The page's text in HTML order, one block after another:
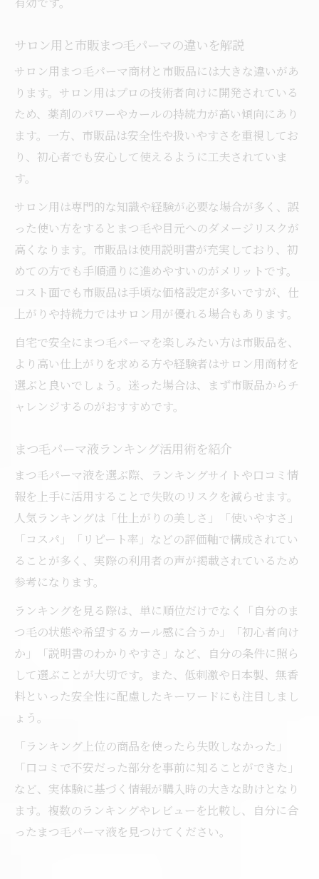
サロン用と市販まつ毛パーマの違いを解説
サロン用まつ毛パーマ商材と市販品には大きな違いがあ
ります。サロン用はプロの技術者向けに開発されている
ため、薬剤のパワーやカールの持続力が高い傾向にあり
ます。一方、市販品は安全性や扱いやすさを重視してお
り、初心者でも安心して使えるように工夫されていま
す。
サロン用は専門的な知識や経験が必要な場合が多く、誤
った使い方をするとまつ毛や目元へのダメージリスクが
高くなります。市販品は使用説明書が充実しており、初
めての方でも手順通りに進めやすいのがメリットです。
コスト面でも市販品は手頃な価格設定が多いですが、仕
上がりや持続力ではサロン用が優れる場合もあります。
自宅で安全にまつ毛パーマを楽しみたい方は市販品を、
より高い仕上がりを求める方や経験者はサロン用商材を
選ぶと良いでしょう。迷った場合は、まず市販品からチ
ャレンジするのがおすすめです。
まつ毛パーマ液ランキング活用術を紹介
まつ毛パーマ液を選ぶ際、ランキングサイトや口コミ情
報を上手に活用することで失敗のリスクを減らせます。
人気ランキングは「仕上がりの美しさ」「使いやすさ」
「コスパ」「リピート率」などの評価軸で構成されてい
ることが多く、実際の利用者の声が掲載されているため
参考になります。
ランキングを見る際は、単に順位だけでなく「自分のま
つ毛の状態や希望するカール感に合うか」「初心者向け
か」「説明書のわかりやすさ」など、自分の条件に照ら
して選ぶことが大切です。また、低刺激や日本製、無香
料といった安全性に配慮したキーワードにも注目しまし
ょう。
「ランキング上位の商品を使ったら失敗しなかった」
「口コミで不安だった部分を事前に知ることができた」
など、実体験に基づく情報が購入時の大きな助けとなり
ます。複数のランキングやレビューを比較し、自分に合
ったまつ毛パーマ液を見つけてください。